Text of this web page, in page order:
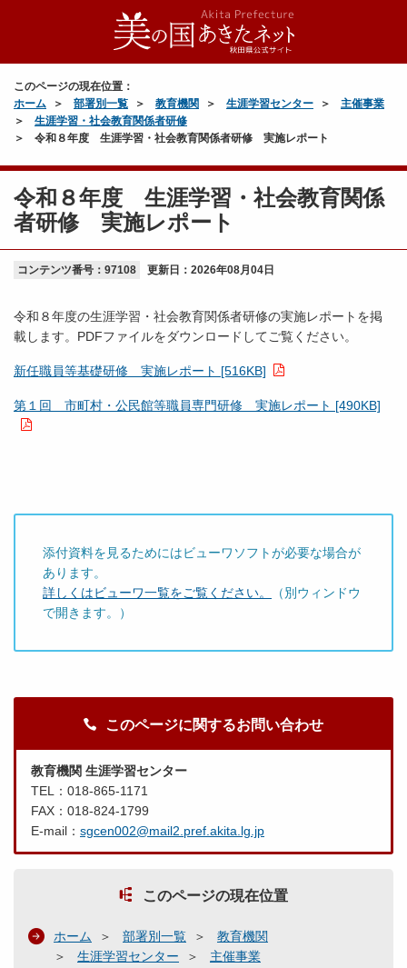
このページの現在位置：
ホーム
部署別一覧 教育機関 生涯学習センター
主催事業
生涯学習・社会教育関係者研修
令和８年度 生涯学習・社会教育関係者研修 実施レポート
令和８年度 生涯学習・社会教育関係
者研修 実施レポート
コンテンツ番号：97108 更新日： 2026年08月04日
令和８年度の生涯学習・社会教育関係者研修の実施レポートを掲
載します。PDFファイルをダウンロードしてご覧ください。
新任職員等基礎研修 実施レポート [516KB]
第１回 市町村・公民館等職員専門研修 実施レポート [490KB]
添付資料を見るためにはビューワソフトが必要な場合が
あります。
詳しくはビューワ一覧をご覧ください。
（別ウィンドウ
で開きます。）
このページに関するお問い合わせ
教育機関 生涯学習センター
TEL：018-865-1171
FAX：018-824-1799
E-mail： sgcen002@mail2.pref.akita.lg.jp
このページの現在位置
ホーム 部署別一覧
教育機関
生涯学習センター
主催事業